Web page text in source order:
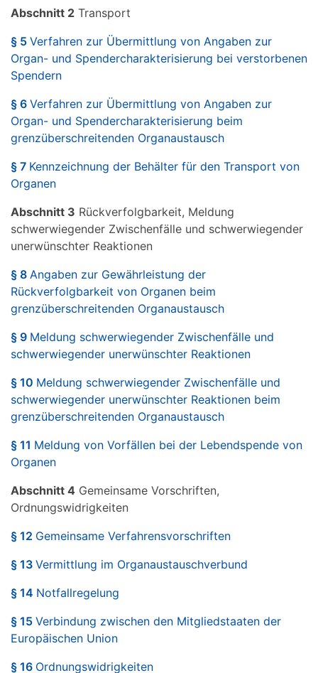
Abschnitt 2 Transport
§ 5 Verfahren zur Übermittlung von Angaben zur
Organ- und Spendercharakterisierung bei verstorbenen
Spendern
§ 6 Verfahren zur Übermittlung von Angaben zur
Organ- und Spendercharakterisierung beim
grenzüberschreitenden Organaustausch
§ 7 Kennzeichnung der Behälter für den Transport von
Organen
Abschnitt 3 Rückverfolgbarkeit, Meldung
schwerwiegender Zwischenfälle und schwerwiegender
unerwünschter Reaktionen
§ 8 Angaben zur Gewährleistung der
Rückverfolgbarkeit von Organen beim
grenzüberschreitenden Organaustausch
§ 9 Meldung schwerwiegender Zwischenfälle und
schwerwiegender unerwünschter Reaktionen
§ 10 Meldung schwerwiegender Zwischenfälle und
schwerwiegender unerwünschter Reaktionen beim
grenzüberschreitenden Organaustausch
§ 11 Meldung von Vorfällen bei der Lebendspende von
Organen
Abschnitt 4 Gemeinsame Vorschriften,
Ordnungswidrigkeiten
§ 12 Gemeinsame Verfahrensvorschriften
§ 13 Vermittlung im Organaustauschverbund
§ 14 Notfallregelung
§ 15 Verbindung zwischen den Mitgliedstaaten der
Europäischen Union
§ 16 Ordnungswidrigkeiten